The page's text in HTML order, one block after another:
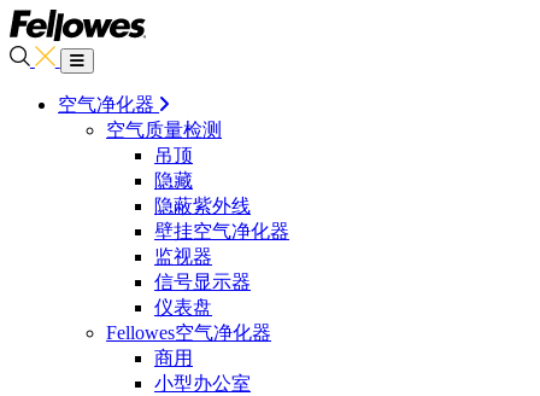
空气净化器
空气质量检测
吊顶
隐藏
隐蔽紫外线
壁挂空气净化器
监视器
信号显示器
仪表盘
Fellowes空气净化器
商用
小型办公室